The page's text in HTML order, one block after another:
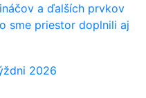
a ďalších prvkov
sme priestor doplnili aj